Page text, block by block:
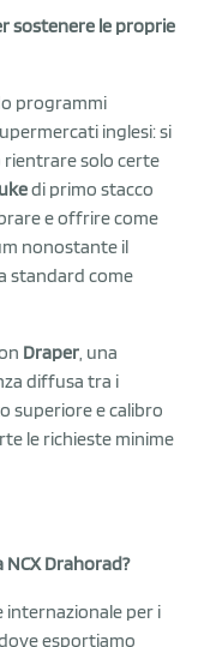
sostenere le proprie
programmi
inglesi: si
solo certe
di primo stacco
e offrire come
nonostante il
standard come
Draper , una
diffusa tra i
superiore e calibro
le richieste minime
Drahorad?
per i
esportiamo